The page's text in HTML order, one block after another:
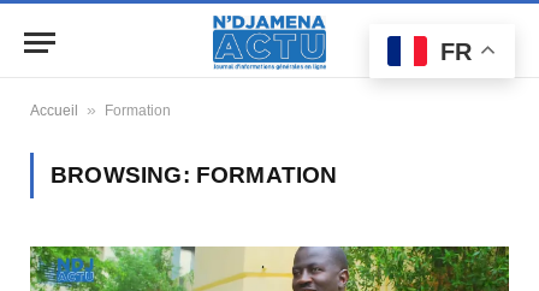
Accueil » Formation
BROWSING: FORMATION
FR